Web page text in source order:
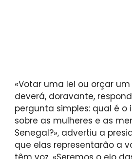
«Votar uma lei ou orçar
deverá, doravante,
pergunta simples: qual é o
sobre as mulheres e as
Senegal?», advertiu a
que elas representarão a